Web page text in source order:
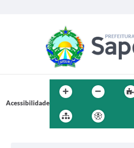
Acessibilidade